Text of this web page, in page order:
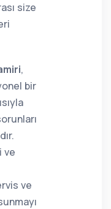
size
,
bir
ve
ve